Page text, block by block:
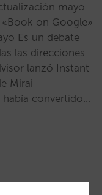
mayo
on Google»
Es un debate
las direcciones
lanzó Instant
Mirai
había convertido…